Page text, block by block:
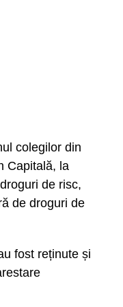
colegilor din
Capitală, la
de risc,
de droguri de
fost reținute și